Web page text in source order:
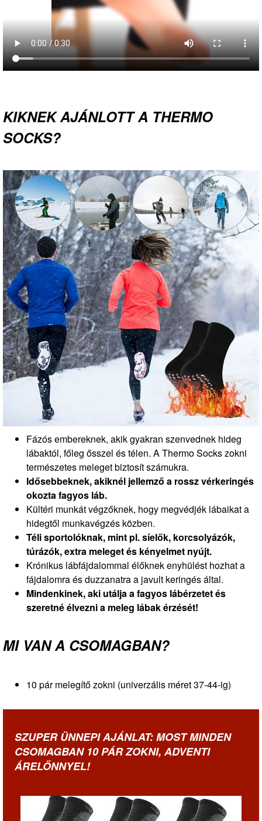
KIKNEK AJÁNLOTT A THERMO
SOCKS?
Fázós embereknek, akik gyakran szenvednek hideg
lábaktól, főleg ősszel és télen. A Thermo Socks zokni
természetes meleget biztosít számukra.
Idősebbeknek, akiknél jellemző a rossz vérkeringés
okozta fagyos láb.
Kültéri munkát végzőknek, hogy megvédjék lábaikat a
hidegtől munkavégzés közben.
Téli sportolóknak, mint pl. síelők, korcsolyázók,
túrázók, extra meleget és kényelmet nyújt.
Krónikus lábfájdalommal élőknek enyhülést hozhat a
fájdalomra és duzzanatra a javult keringés által.
Mindenkinek, aki utálja a fagyos lábérzetet és
szeretné élvezni a meleg lábak érzését!
MI VAN A CSOMAGBAN?
10 pár melegítő zokni (univerzális méret 37-44-ig)
SZUPER ÜNNEPI AJÁNLAT: MOST MINDEN
CSOMAGBAN 10 PÁR ZOKNI, ADVENTI
ÁRELŐNNYEL!